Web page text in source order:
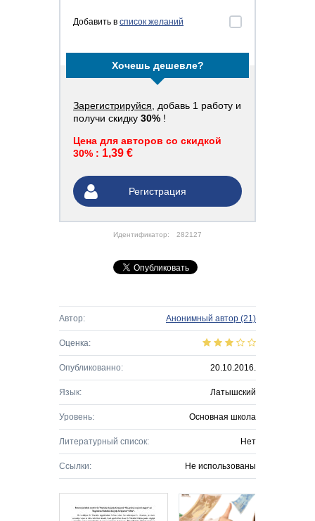
Добавить в список желаний
Хочешь дешевле?
Зарегистрируйся , добавь 1 работу и
получи скидку 30% !
Цена для авторов со скидкой
30% : 1,39 €
Регистрация
Идентификатор: 282127
Автор: Анонимный автор (21)
Оценка:
Опубликованно: 20.10.2016.
Язык: Латышский
Уровень: Основная школа
Литературный список: Нет
Ссылки: Не использованы